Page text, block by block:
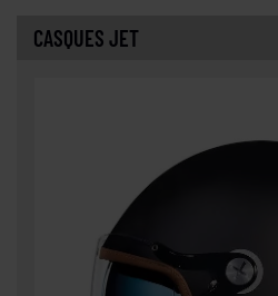
CASQUES JET